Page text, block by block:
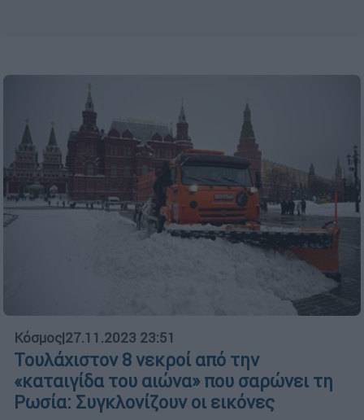
Κόσμος|27.11.2023 23:51
Τουλάχιστον 8 νεκροί από την
«καταιγίδα του αιώνα» που σαρώνει τη
Ρωσία: Συγκλονίζουν οι εικόνες